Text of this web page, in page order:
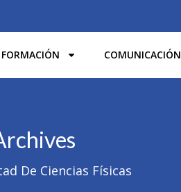
FORMACIÓN COMUNICACIÓN
De Ciencias Físicas